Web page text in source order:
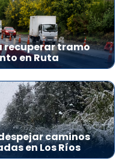
recuperar tramo
en Ruta
caminos
en Los Ríos